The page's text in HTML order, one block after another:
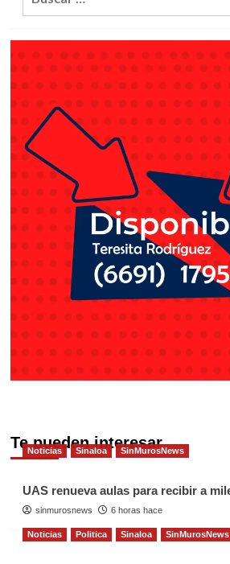
Te pueden interesar
Noticias Sinaloa SinMurosNews
UAS renueva aulas para recibir a
sinmurosnews 6 horas hace
Noticias Politica Sinaloa SinMurosNews